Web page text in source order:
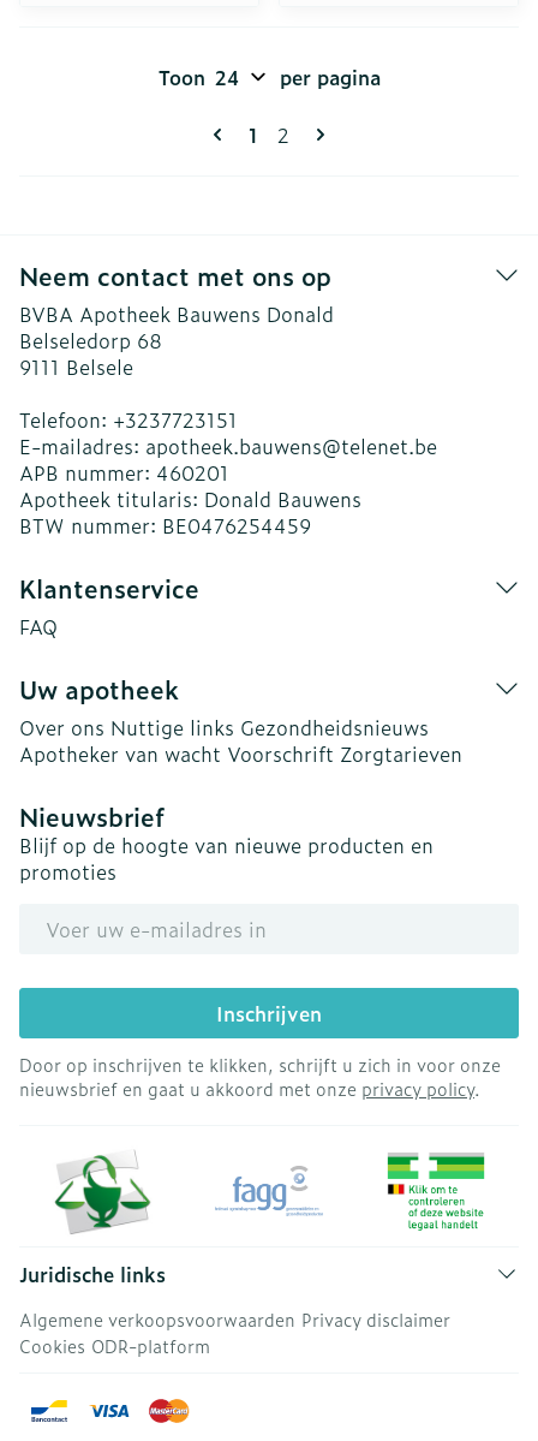
Pagina's
U lees momenteel pagina
1 Pagina
2
Toon per pagina
Neem contact met ons op
BVBA Apotheek Bauwens Donald
Belseledorp 68
9111 Belsele
Telefoon: +3237723151
E-mailadres: apotheek.bauwens@telenet.be
APB nummer: 460201
Apotheek titularis: Donald Bauwens
BTW nummer: BE0476254459
Klantenservice
FAQ
Uw apotheek
Over ons Nuttige links Gezondheidsnieuws
Apotheker van wacht Voorschrift Zorgtarieven
Nieuwsbrief
Blijf op de hoogte van nieuwe producten en
promoties
Inschrijven
Door op inschrijven te klikken, schrijft u zich in voor onze
nieuwsbrief en gaat u akkoord met onze privacy policy.
Juridische links
Algemene verkoopsvoorwaarden Privacy disclaimer
Cookies ODR-platform